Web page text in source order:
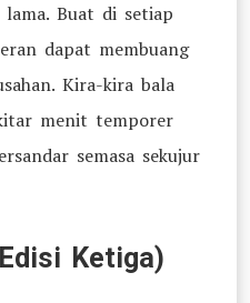
Buat di setiap
dapat membuang
Kira-kira bala
menit temporer
semasa sekujur
Ketiga)